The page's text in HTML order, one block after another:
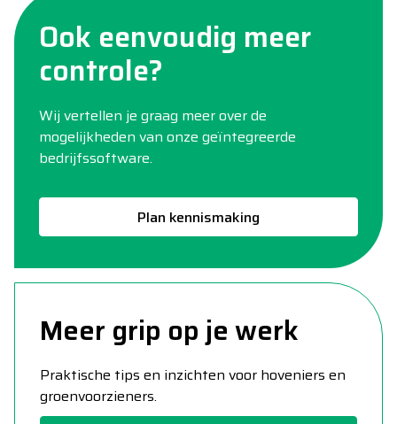
Ook eenvoudig meer
controle?
Wij vertellen je graag meer over de
mogelijkheden van onze geïntegreerde
bedrijfssoftware.
Plan kennismaking
Meer grip op je werk
Praktische tips en inzichten voor hoveniers en
groenvoorzieners.